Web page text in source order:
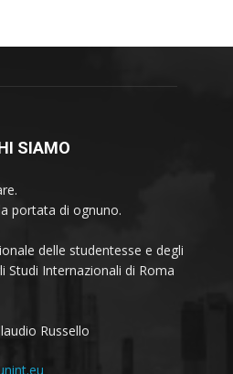
SIAMO
portata di ognuno.
delle studentesse e degli
Studi Internazionali di Roma
Russello